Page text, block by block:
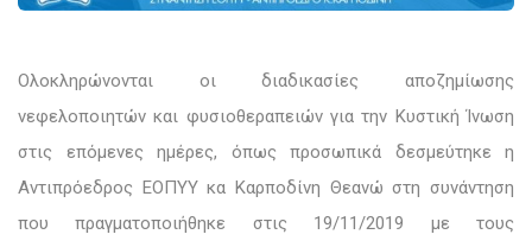
Ολοκληρώνονται οι διαδικασίες αποζημίωσης
νεφελοποιητών και φυσιοθεραπειών για την Κυστική Ίνωση
στις επόμενες ημέρες, όπως προσωπικά δεσμεύτηκε η
Αντιπρόεδρος ΕΟΠΥΥ κα Καρποδίνη Θεανώ στη συνάντηση
που πραγματοποιήθηκε στις 19/11/2019 με τους